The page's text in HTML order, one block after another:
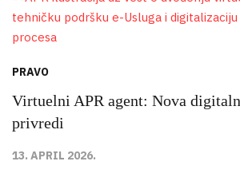
PRAVO
Virtuelni APR agent: Nova
privredi
13. APRIL 2026.